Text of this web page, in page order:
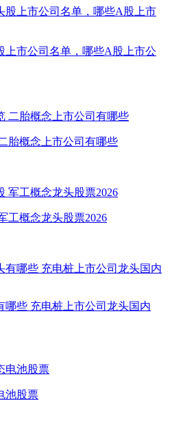
上市公司名单，哪些A股上市公
胎概念上市公司有哪些
工概念龙头股票2026
哪些 充电桩上市公司龙头国内
池股票